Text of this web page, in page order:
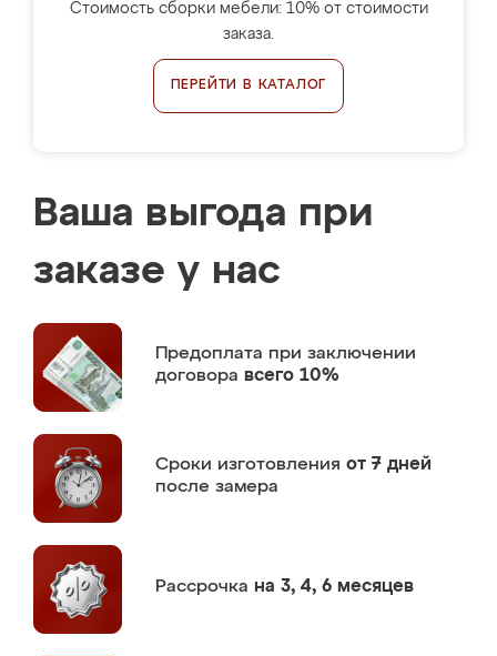
Стоимость сборки мебели: 10% от стоимости
заказа.
ПЕРЕЙТИ В КАТАЛОГ
Ваша выгода при
заказе у нас
Предоплата при заключении
договора всего 10%
Сроки изготовления от 7 дней
после замера
Рассрочка на 3, 4, 6 месяцев